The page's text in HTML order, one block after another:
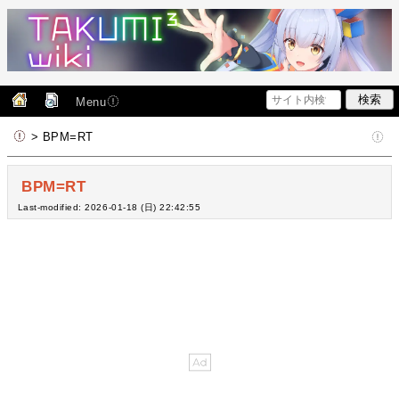
Menu
> BPM=RT
BPM=RT
Last-modified: 2026-01-18 (日) 22:42:55